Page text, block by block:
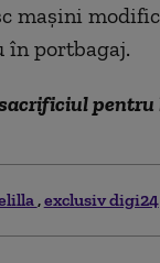
maşini
în portbagaj.
exclusiv digi24